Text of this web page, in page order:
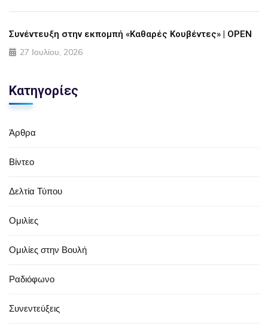
Συνέντευξη στην εκπομπή «Καθαρές Κουβέντες» | OPEN
27 Ιουλίου, 2026
Κατηγορίες
Άρθρα
Βίντεο
Δελτία Τύπου
Ομιλίες
Ομιλίες στην Βουλή
Ραδιόφωνο
Συνεντεύξεις